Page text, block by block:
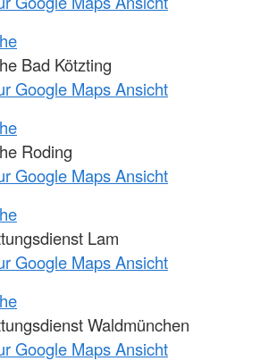
Bad Kötzting
Google Maps Ansicht
Roding
Google Maps Ansicht
Lam
Google Maps Ansicht
Waldmünchen
Google Maps Ansicht